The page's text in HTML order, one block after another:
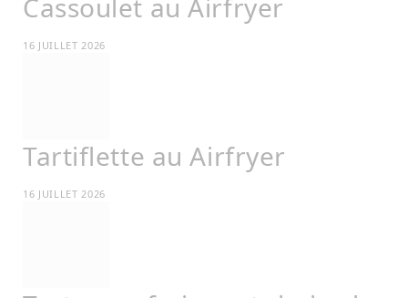
16 JUILLET 2026
Tartiflette au Airfryer
16 JUILLET 2026